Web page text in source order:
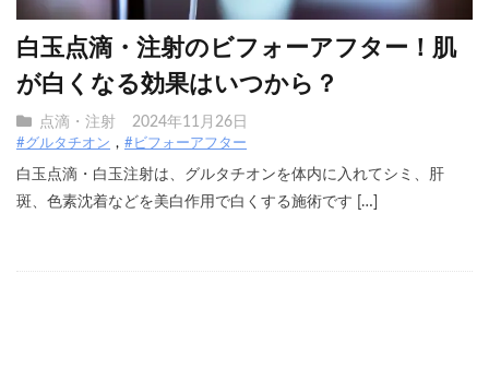
白玉点滴・注射のビフォーアフター！肌
が白くなる効果はいつから？
点滴・注射 2024年11月26日
#グルタチオン #ビフォーアフター
白玉点滴・白玉注射は、グルタチオンを体内に入れてシミ、肝
斑、色素沈着などを美白作用で白くする施術です […]